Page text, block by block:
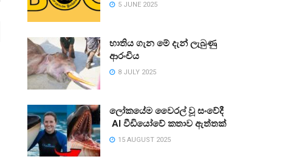
5 JUNE 2025
භාතිය ගැන මේ දැන් ලැබුණු
ආරංචිය
8 JULY 2025
ලෝකයේම වෛරල් වූ සංවේදී
AI වීඩියෝවේ කතාව ඇත්තක්
15 AUGUST 2025